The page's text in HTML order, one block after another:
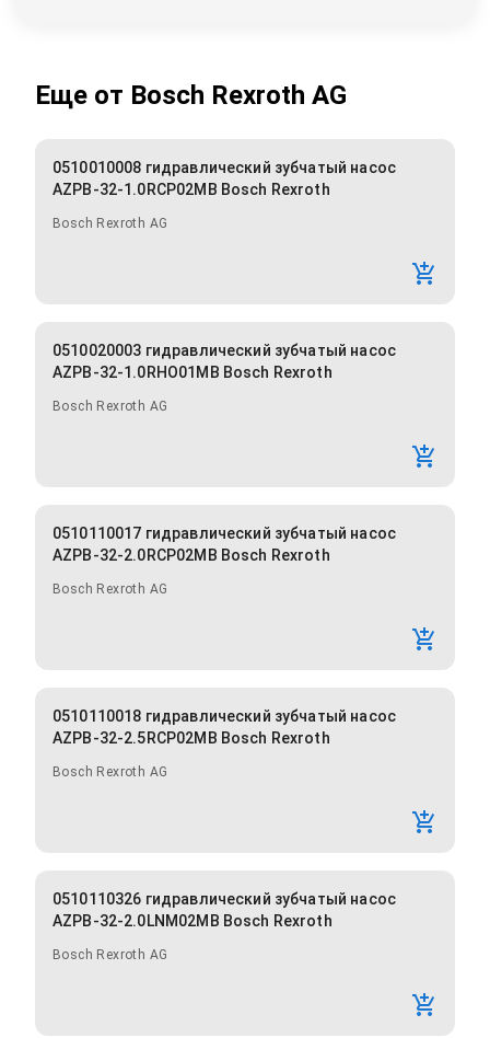
Еще от Bosch Rexroth AG
0510010008 гидравлический зубчатый насос
AZPB-32-1.0RCP02MB Bosch Rexroth
Bosch Rexroth AG
0510020003 гидравлический зубчатый насос
AZPB-32-1.0RHO01MB Bosch Rexroth
Bosch Rexroth AG
0510110017 гидравлический зубчатый насос
AZPB-32-2.0RCP02MB Bosch Rexroth
Bosch Rexroth AG
0510110018 гидравлический зубчатый насос
AZPB-32-2.5RCP02MB Bosch Rexroth
Bosch Rexroth AG
0510110326 гидравлический зубчатый насос
AZPB-32-2.0LNM02MB Bosch Rexroth
Bosch Rexroth AG